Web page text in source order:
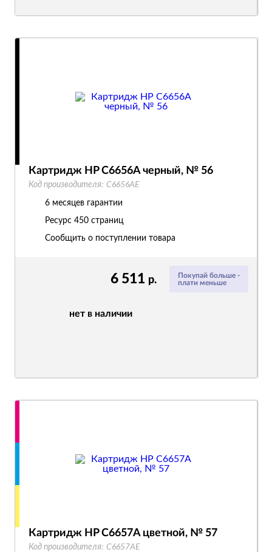
Покупай больше -
плати меньше
6 511 р.
нет в наличии
Картридж HP C6656A черный, № 56
Код производителя: C6656AE
6 месяцев гарантии
Ресурс 450 страниц
Сообщить о поступлении товара
Картридж HP C6657A цветной, № 57
Код производителя: C6657AE